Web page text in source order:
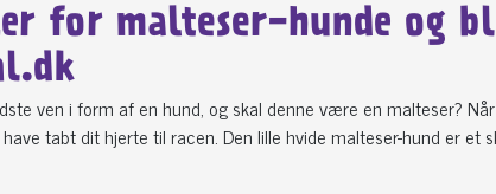
for malteser-hunde og
ven i form af en hund, og skal denne være en malteser?
tabt dit hjerte til racen. Den lille hvide malteser-hund er